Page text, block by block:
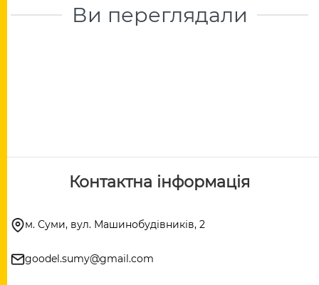
Ви переглядали
Контактна інформація
м. Суми, вул. Машинобудівників, 2
goodel.sumy@gmail.com